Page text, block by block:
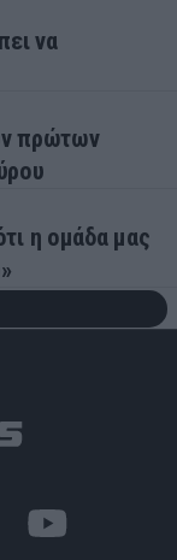
να
πρώτων
η ομάδα μας